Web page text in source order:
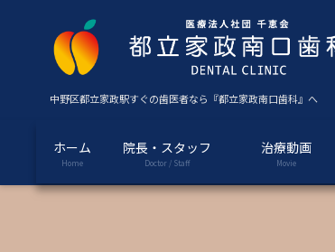
移
中野区都立家政駅すぐの歯医者なら『都立家政南口歯科』へ
ホーム
Home
院長・スタッフ
Doctor / Staff
治療動画
Movie